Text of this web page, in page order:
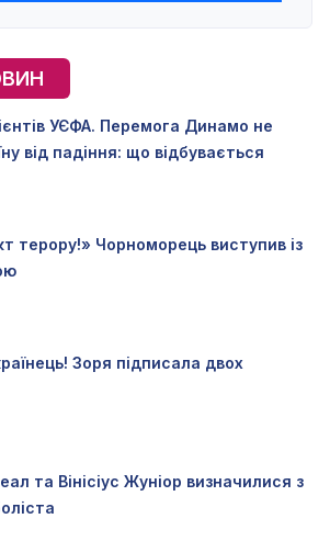
УЄФА. Перемога Динамо не
від падіння: що відбувається
терору!» Чорноморець виступив із
Зоря підписала двох
та Вінісіус Жуніор визначилися з